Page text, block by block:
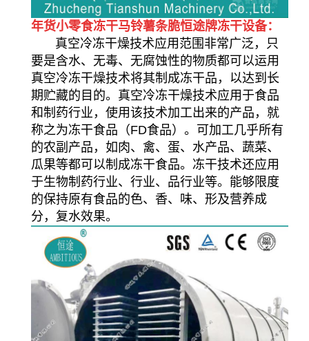
年货小零食冻干马铃薯条脆恒途牌冻干设备：
真空冷冻干燥技术应用范围非常广泛，只
要是含水、无毒、无腐蚀性的物质都可以运用
真空冷冻干燥技术将其制成冻干品，以达到长
期贮藏的目的。真空冷冻干燥技术应用于食品
和制药行业，使用该技术加工出来的产品，就
称之为冻干食品（FD食品）。可加工几乎所有
的农副产品，如肉、禽、蛋、水产品、蔬菜、
瓜果等都可以制成冻干食品。冻干技术还应用
于生物制药行业、行业、品行业等。能够限度
的保持原有食品的色、香、味、形及营养成
分，复水效果。